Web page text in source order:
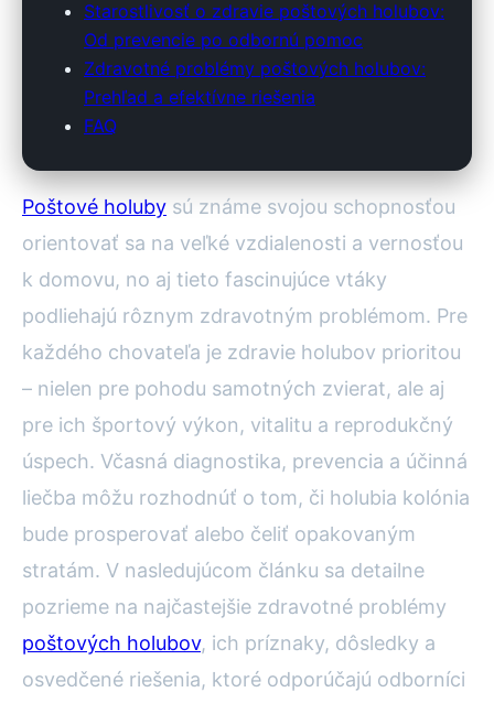
Starostlivosť o zdravie poštových holubov:
Od prevencie po odbornú pomoc
Zdravotné problémy poštových holubov:
Prehľad a efektívne riešenia
FAQ
Poštové holuby sú známe svojou schopnosťou
orientovať sa na veľké vzdialenosti a vernosťou
k domovu, no aj tieto fascinujúce vtáky
podliehajú rôznym zdravotným problémom. Pre
každého chovateľa je zdravie holubov prioritou
– nielen pre pohodu samotných zvierat, ale aj
pre ich športový výkon, vitalitu a reprodukčný
úspech. Včasná diagnostika, prevencia a účinná
liečba môžu rozhodnúť o tom, či holubia kolónia
bude prosperovať alebo čeliť opakovaným
stratám. V nasledujúcom článku sa detailne
pozrieme na najčastejšie zdravotné problémy
poštových holubov, ich príznaky, dôsledky a
osvedčené riešenia, ktoré odporúčajú odborníci